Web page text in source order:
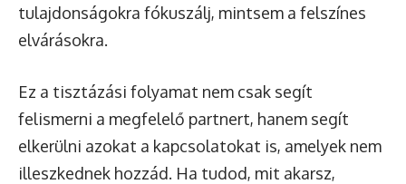
tulajdonságokra fókuszálj, mintsem a felszínes
elvárásokra.
Ez a tisztázási folyamat nem csak segít
felismerni a megfelelő partnert, hanem segít
elkerülni azokat a kapcsolatokat is, amelyek nem
illeszkednek hozzád. Ha tudod, mit akarsz,